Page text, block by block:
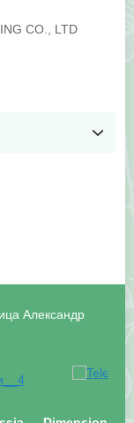
CO., LTD
Александр